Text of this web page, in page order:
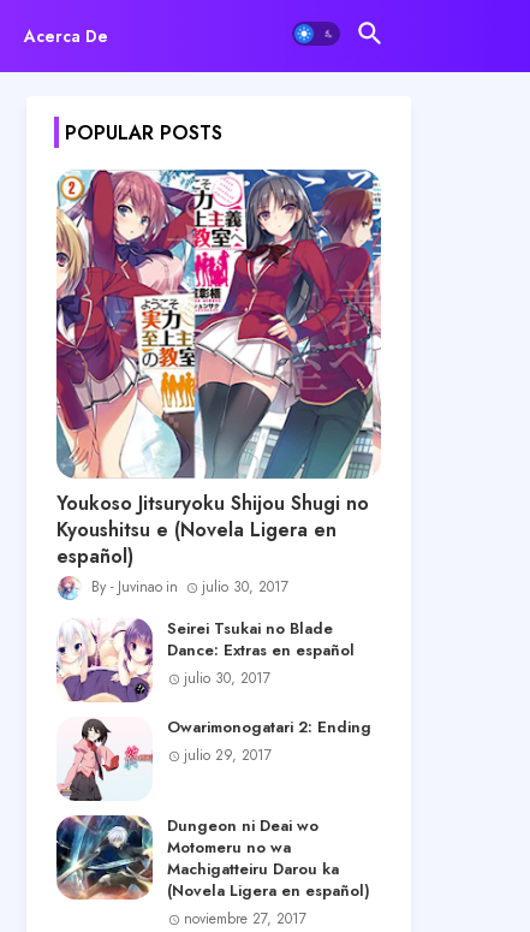
Acerca De
POPULAR POSTS
Youkoso Jitsuryoku Shijou Shugi no
Kyoushitsu e (Novela Ligera en
español)
Juvinao julio 30, 2017
Seirei Tsukai no Blade
Dance: Extras en español
julio 30, 2017
Owarimonogatari 2: Ending
julio 29, 2017
Dungeon ni Deai wo
Motomeru no wa
Machigatteiru Darou ka
(Novela Ligera en español)
noviembre 27, 2017